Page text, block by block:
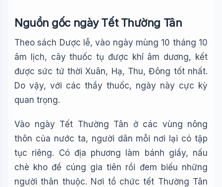
Nguồn gốc ngày Tết Thường Tân
Theo sách Dược lễ, vào ngày mùng 10 tháng 10
âm lịch, cây thuốc tụ được khí âm dương, kết
được sức tứ thời Xuân, Hạ, Thu, Đông tốt nhất.
Do vậy, với các thầy thuốc, ngày này cực kỳ
quan trọng.
Vào ngày Tết Thường Tân ở các vùng nông
thôn của nước ta, người dân mỗi nơi lại có tập
tục riêng. Có địa phương làm bánh giầy, nấu
chè kho để cúng gia tiên rồi đem biếu những
người thân thuộc. Nơi tổ chức tết Thường Tân
🤖 Wiki Trợ Lý
Sẵn sàng hỗ trợ
🎓